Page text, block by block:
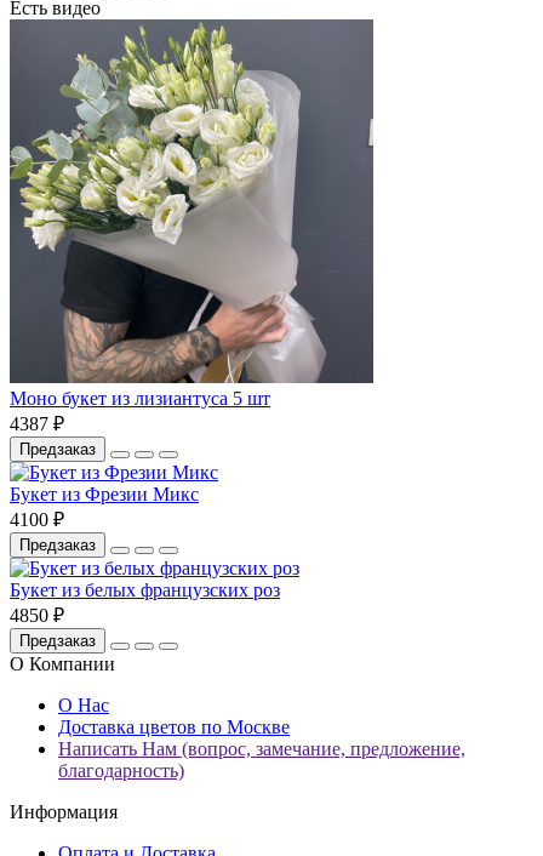
Есть видео
Моно букет из лизиантуса 5 шт
4387 ₽
Предзаказ
Букет из Фрезии Микс
4100 ₽
Предзаказ
Букет из белых французских роз
4850 ₽
Предзаказ
О Компании
О Нас
Доставка цветов по Москве
Написать Нам (вопрос, замечание, предложение,
благодарность)
Информация